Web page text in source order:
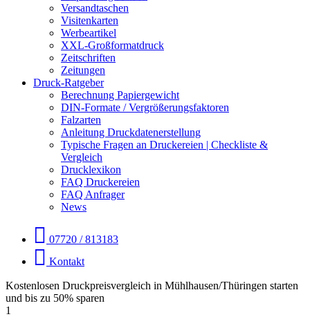
Versandtaschen
Visitenkarten
Werbeartikel
XXL-Großformatdruck
Zeitschriften
Zeitungen
Druck-Ratgeber
Berechnung Papiergewicht
DIN-Formate / Vergrößerungsfaktoren
Falzarten
Anleitung Druckdatenerstellung
Typische Fragen an Druckereien | Checkliste &
Vergleich
Drucklexikon
FAQ Druckereien
FAQ Anfrager
News
07720 / 813183
Kontakt
Kostenlosen Druckpreisvergleich in Mühlhausen/Thüringen starten
und bis zu 50% sparen
1